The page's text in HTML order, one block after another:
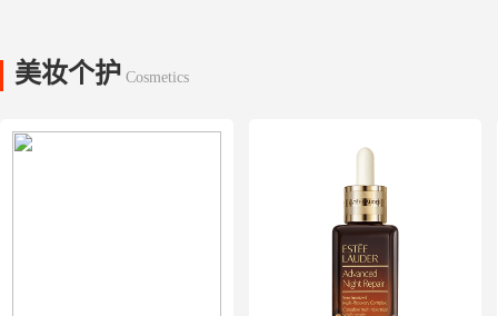
美妆个护 Cosmetics